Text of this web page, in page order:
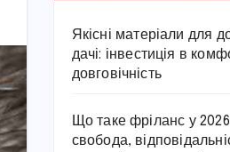
Якісні матеріали для
дачі: інвестиція в
довговічність
Що таке фріланс у 2026
свобода,